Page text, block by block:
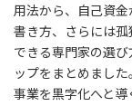
用法から、自己資
書き方、さらには
できる専門家の選
ップをまとめまし
事業を黒字化へと